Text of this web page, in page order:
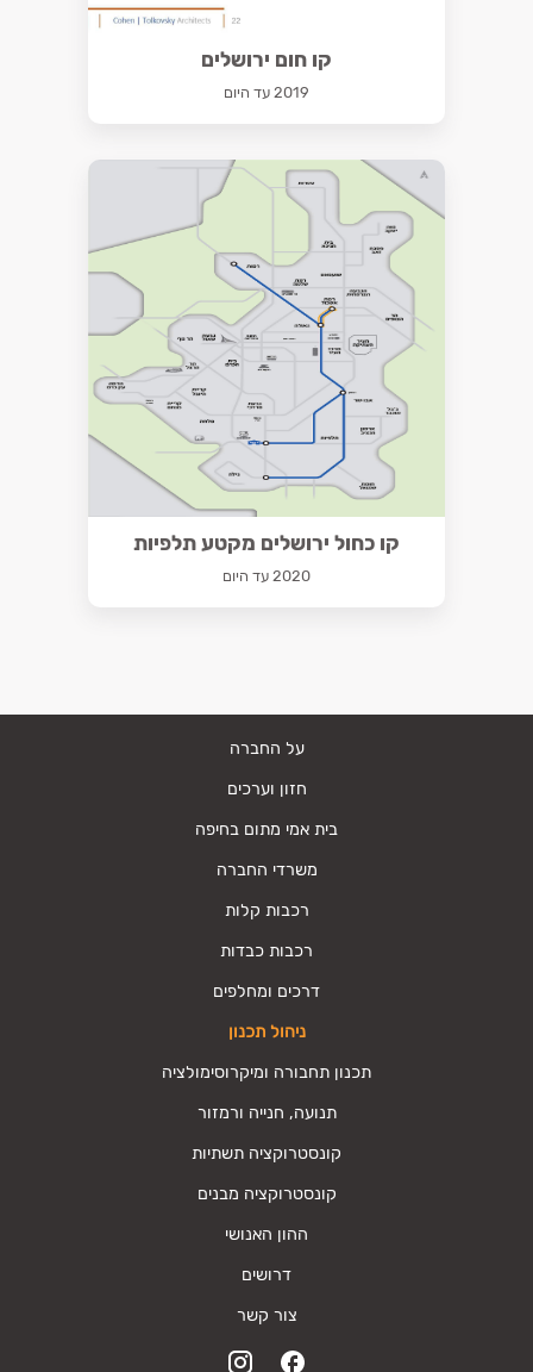
קו חום ירושלים
2019 עד היום
קו כחול ירושלים מקטע תלפיות
2020 עד היום
על החברה
חזון וערכים
בית אמי מתום בחיפה
משרדי החברה
רכבות קלות
רכבות כבדות
דרכים ומחלפים
ניהול תכנון
תכנון תחבורה ומיקרוסימולציה
תנועה, חנייה ורמזור
קונסטרוקציה תשתיות
קונסטרוקציה מבנים
ההון האנושי
דרושים
צור קשר